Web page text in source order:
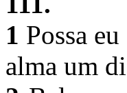
1 Possa
alma um